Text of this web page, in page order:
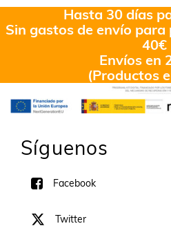
Hasta 30 días
Sin gastos de envío
40€
Envíos en
(Productos
Síguenos
Facebook
Twitter